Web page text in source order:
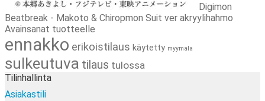
Digimon
Beatbreak - Makoto & Chiropmon Suit ver akryylihahmo
Avainsanat tuotteelle
ennakko erikoistilaus käytetty myymala
sulkeutuva tilaus tulossa
Tilinhallinta
Asiakastili